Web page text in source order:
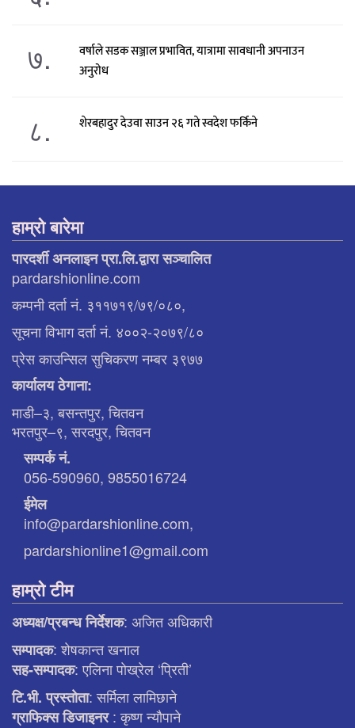
७.
वर्षाले सडक सञ्जाल प्रभावित, यात्रामा सावधानी अपनाउन
अनुरोध
८. शेरबहादुर देउवा साउन २६ गते स्वदेश फर्किने
हाम्रो बारेमा
पारदर्शी अनलाइन प्रा.लि.द्वारा सञ्चालित
pardarshionline.com
कम्पनी दर्ता नं. ३११७१९/७९/०८०,
सूचना विभाग दर्ता नं. ४००२-२०७९/८०
प्रेस काउन्सिल सुचिकरण नम्बर ३९७७
कार्यालय ठेगाना:
माडी–३, बसन्तपुर, चितवन
भरतपुर–९, सरदपुर, चितवन
सम्पर्क नं.
056-590960, 9855016724
ईमेल
info@pardarshionline.com,
pardarshionline1@gmail.com
हाम्रो टीम
अध्यक्ष/प्रबन्ध निर्देशक: अजित अधिकारी
सम्पादक: शेषकान्त खनाल
सह-सम्पादक: एलिना पाेख्रेल ‘प्रिती’
टि.भी. प्रस्ताेता: सर्मिला लामिछाने
ग्राफिक्स डिजाइनर: कृष्ण न्याैपाने